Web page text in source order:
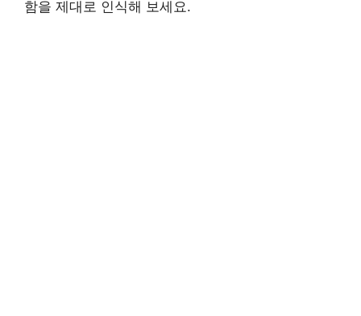
함을 제대로 인식해 보세요.